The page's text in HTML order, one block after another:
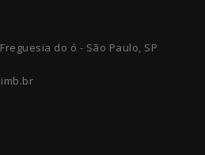
do ó - São Paulo, SP